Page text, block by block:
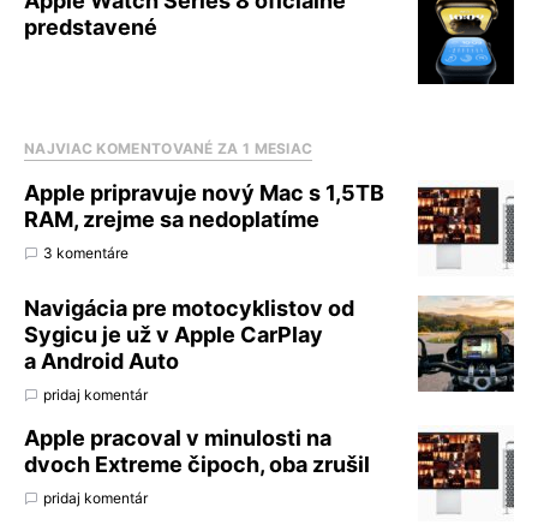
predstavené
NAJVIAC KOMENTOVANÉ ZA 1 MESIAC
Apple pripravuje nový Mac s 1,5TB
RAM, zrejme sa nedoplatíme
3 komentáre
Navigácia pre motocyklistov od
Sygicu je už v Apple CarPlay
a Android Auto
pridaj komentár
Apple pracoval v minulosti na
dvoch Extreme čipoch, oba zrušil
pridaj komentár